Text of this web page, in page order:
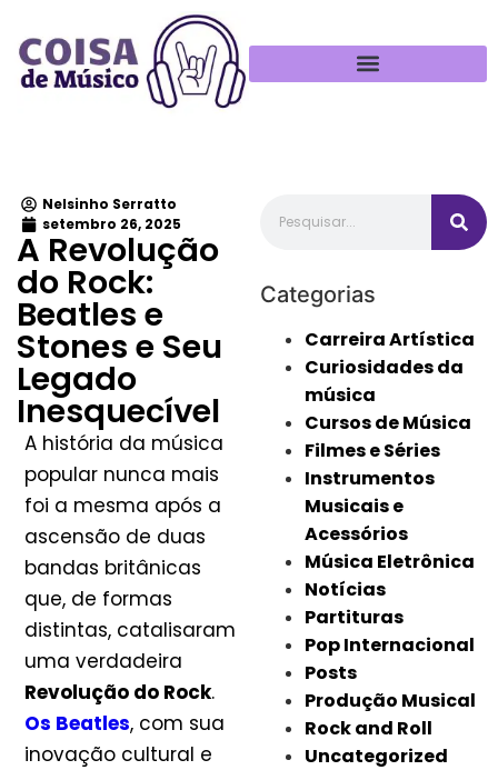
Nelsinho Serratto
setembro 26, 2025
A Revolução
do Rock:
Beatles e
Stones e Seu
Legado
Inesquecível
A história da música
popular nunca mais
foi a mesma após a
ascensão de duas
bandas britânicas
que, de formas
distintas, catalisaram
uma verdadeira
Revolução do Rock.
Os Beatles, com sua
inovação cultural e
Categorias
Carreira Artística
Curiosidades da
música
Cursos de Música
Filmes e Séries
Instrumentos
Musicais e
Acessórios
Música Eletrônica
Notícias
Partituras
Pop Internacional
Posts
Produção Musical
Rock and Roll
Uncategorized